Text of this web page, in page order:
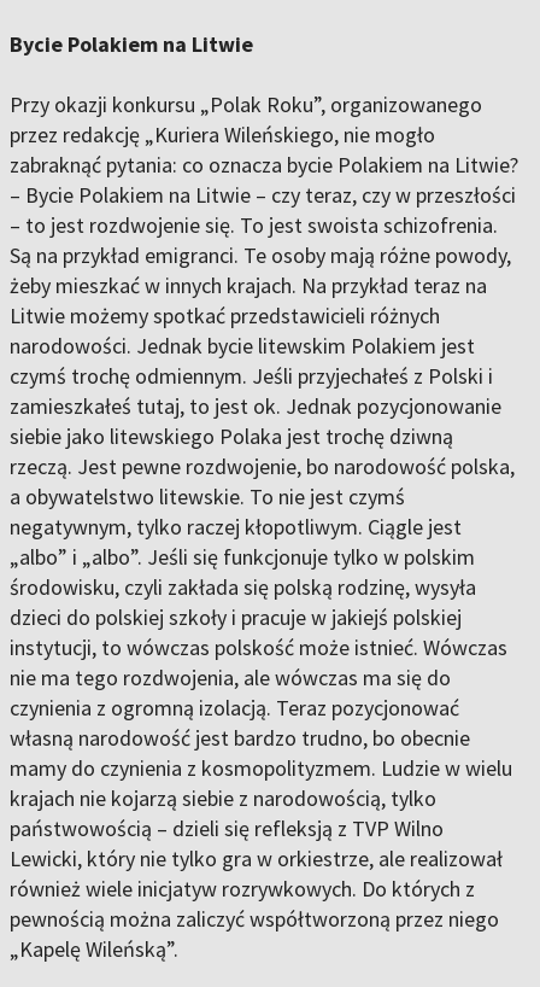
Bycie Polakiem na Litwie
Przy okazji konkursu „Polak Roku”, organizowanego
przez redakcję „Kuriera Wileńskiego, nie mogło
zabraknąć pytania: co oznacza bycie Polakiem na Litwie?
– Bycie Polakiem na Litwie – czy teraz, czy w przeszłości
– to jest rozdwojenie się. To jest swoista schizofrenia.
Są na przykład emigranci. Te osoby mają różne powody,
żeby mieszkać w innych krajach. Na przykład teraz na
Litwie możemy spotkać przedstawicieli różnych
narodowości. Jednak bycie litewskim Polakiem jest
czymś trochę odmiennym. Jeśli przyjechałeś z Polski i
zamieszkałeś tutaj, to jest ok. Jednak pozycjonowanie
siebie jako litewskiego Polaka jest trochę dziwną
rzeczą. Jest pewne rozdwojenie, bo narodowość polska,
a obywatelstwo litewskie. To nie jest czymś
negatywnym, tylko raczej kłopotliwym. Ciągle jest
„albo” i „albo”. Jeśli się funkcjonuje tylko w polskim
środowisku, czyli zakłada się polską rodzinę, wysyła
dzieci do polskiej szkoły i pracuje w jakiejś polskiej
instytucji, to wówczas polskość może istnieć. Wówczas
nie ma tego rozdwojenia, ale wówczas ma się do
czynienia z ogromną izolacją. Teraz pozycjonować
własną narodowość jest bardzo trudno, bo obecnie
mamy do czynienia z kosmopolityzmem. Ludzie w wielu
krajach nie kojarzą siebie z narodowością, tylko
państwowością – dzieli się refleksją z TVP Wilno
Lewicki, który nie tylko gra w orkiestrze, ale realizował
również wiele inicjatyw rozrywkowych. Do których z
pewnością można zaliczyć współtworzoną przez niego
„Kapelę Wileńską”.